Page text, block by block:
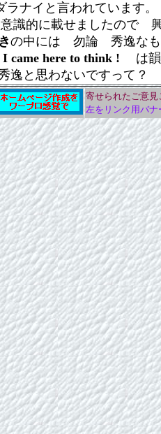
ナイと言われています
意識的に載せましたので
の中には 勿論 秀逸なも
I came here to think ! は
逸と思わないですって
寄せられたご意
左をリンク用バ